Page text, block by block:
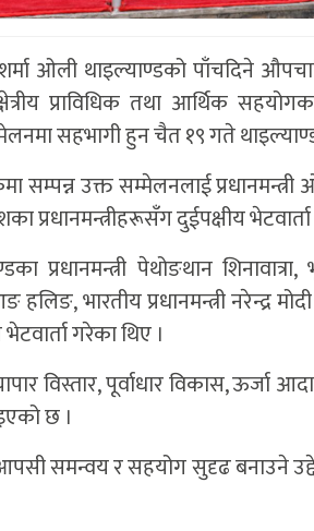
शर्मा ओली थाइल्याण्डको पाँचदिने
प्राविधिक तथा आर्थिक
सहभागी हुन चैत १९ गते थाइल्याण्ड
सम्पन्न उक्त सम्मेलनलाई
प्रधानमन्त्रीहरूसँग दुईपक्षीय
प्रधानमन्त्री पेथोङथान
हलिङ, भारतीय प्रधानमन्त्री नरेन्द्र
गरेका थिए ।
विस्तार, पूर्वाधार विकास, ऊर्जा
छ ।
समन्वय र सहयोग सुदृढ बनाउने